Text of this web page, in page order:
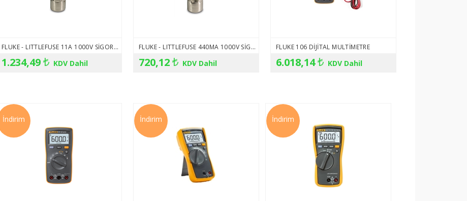
FLUKE - LITTLEFUSE 11A 1000V SIGORTA 803293
1.234,49 KDV Dahil
FLUKE - LITTLEFUSE 440MA 1000V SIGORTA 943121
720,12 KDV Dahil
FLUKE 106 DIJITAL MULTIMETRE
6.018,14 KDV Dahil
İndirim İndirim İndirim